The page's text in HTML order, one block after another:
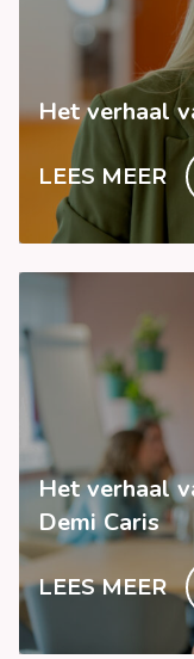
Het verhaal
LEES MEER
Het verhaal
Demi Caris
LEES MEER